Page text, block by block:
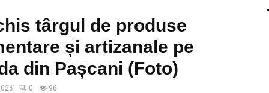
târgul de produse
și artizanale pe
din Pașcani (Foto)
0 96